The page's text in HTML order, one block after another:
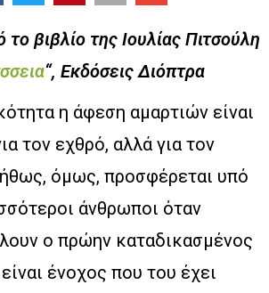
βιβλίο της Ιουλίας Πιτσούλη
“, Εκδόσεις Διόπτρα
η άφεση αμαρτιών είναι
τον εχθρό, αλλά για τον
όμως, προσφέρεται υπό
άνθρωποι όταν
ο πρώην καταδικασμένος
ένοχος που του έχει